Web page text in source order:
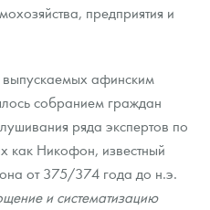
предприятия и
выпускаемых афинским
собранием граждан
ряда экспертов по
как Никофон, известный
от 375/374 года до н.э.
и систематизацию